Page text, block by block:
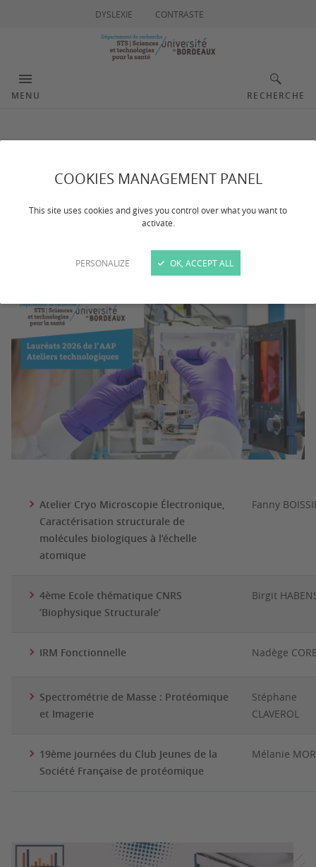
COOKIES MANAGEMENT PANEL
This site uses cookies and gives you control over what you want to
activate.
PERSONALIZE OK, ACCEPT ALL
DYSLEXIE CONTRASTE
MENU RECHERCHE
Lauréats 2026
le soutien du département.
Atelier Cryo Microscopie Électronique,
Caractérisation structurale de
molécules biologiques à l’échelle
atomique
Fanny
4ème Ecole thématique CNRS
‘Biophysique Structurale’
Birgit
IRM Fonctionnelle Nadège
Spectrométrie de Masse : Protéomique
et Imagerie
Stéphane
CLAVEROL
19ème journées du Club Jeunes de la
Société Française de protéomique
Mélanie